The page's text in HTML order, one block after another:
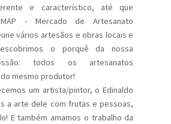
e característico, até que
- Mercado de Artesanato
vários artesãos e obras locais e
o porquê da nossa
todos os artesanatos
mesmo produtor!
um artista/pintor, o Edinaldo
a arte dele com frutas e pessoas,
E também amamos o trabalho da